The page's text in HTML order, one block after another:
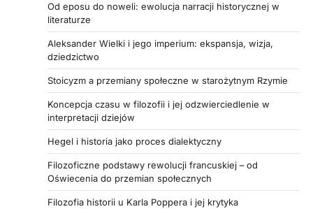
różnorodnych dziedzinach prawa, zarówno
karnym, cywilnym, jak i administracyjnym.
Zapraszamy do lektury całego artykułu, aby
przekonać się, jak profesjonalizm i
zaangażowanie adwokata z Łodzi mogą stać się
kluczem do rozwiązania Twoich problemów
prawnych.
Od eposu do noweli: ewolucja narracji historycznej w
literaturze
Aleksander Wielki i jego imperium: ekspansja, wizja,
dziedzictwo
Stoicyzm a przemiany społeczne w starożytnym Rzymie
Koncepcja czasu w filozofii i jej odzwierciedlenie w
interpretacji dziejów
Hegel i historia jako proces dialektyczny
Filozoficzne podstawy rewolucji francuskiej – od
Oświecenia do przemian społecznych
Filozofia historii u Karla Poppera i jej krytyka